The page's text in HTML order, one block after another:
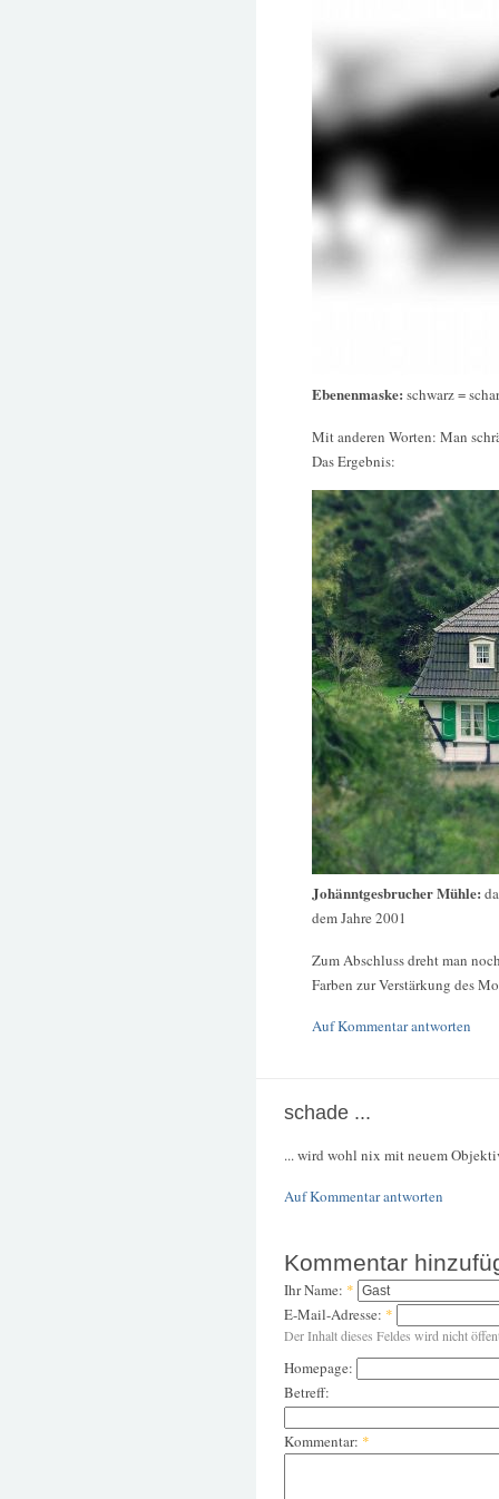
Ebenenmaske: schwarz =
Mit anderen Worten: Man
Das Ergebnis:
Johänntgesbrucher Mühle:
dem Jahre 2001
Zum Abschluss dreht man
Farben zur Verstärkung des
Auf Kommentar antworten
schade ...
... wird wohl nix mit neuem
Auf Kommentar antworten
Kommentar
Ihr Name: *
E-Mail-Adresse: *
Der Inhalt dieses Feldes wird nicht
Homepage:
Betreff:
Kommentar: *